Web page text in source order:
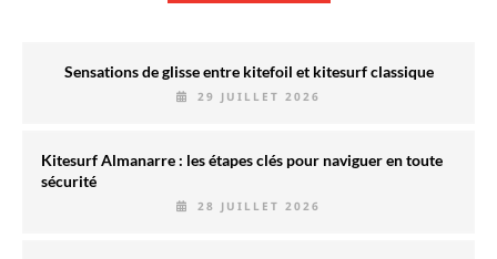
Sensations de glisse entre kitefoil et kitesurf classique
29 JUILLET 2026
Kitesurf Almanarre : les étapes clés pour naviguer en toute
sécurité
28 JUILLET 2026